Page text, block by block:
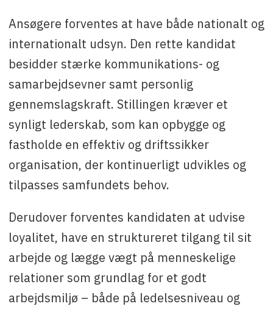
Ansøgere forventes at have både nationalt og
internationalt udsyn. Den rette kandidat
besidder stærke kommunikations- og
samarbejdsevner samt personlig
gennemslagskraft. Stillingen kræver et
synligt lederskab, som kan opbygge og
fastholde en effektiv og driftssikker
organisation, der kontinuerligt udvikles og
tilpasses samfundets behov.
Derudover forventes kandidaten at udvise
loyalitet, have en struktureret tilgang til sit
arbejde og lægge vægt på menneskelige
relationer som grundlag for et godt
arbejdsmiljø – både på ledelsesniveau og